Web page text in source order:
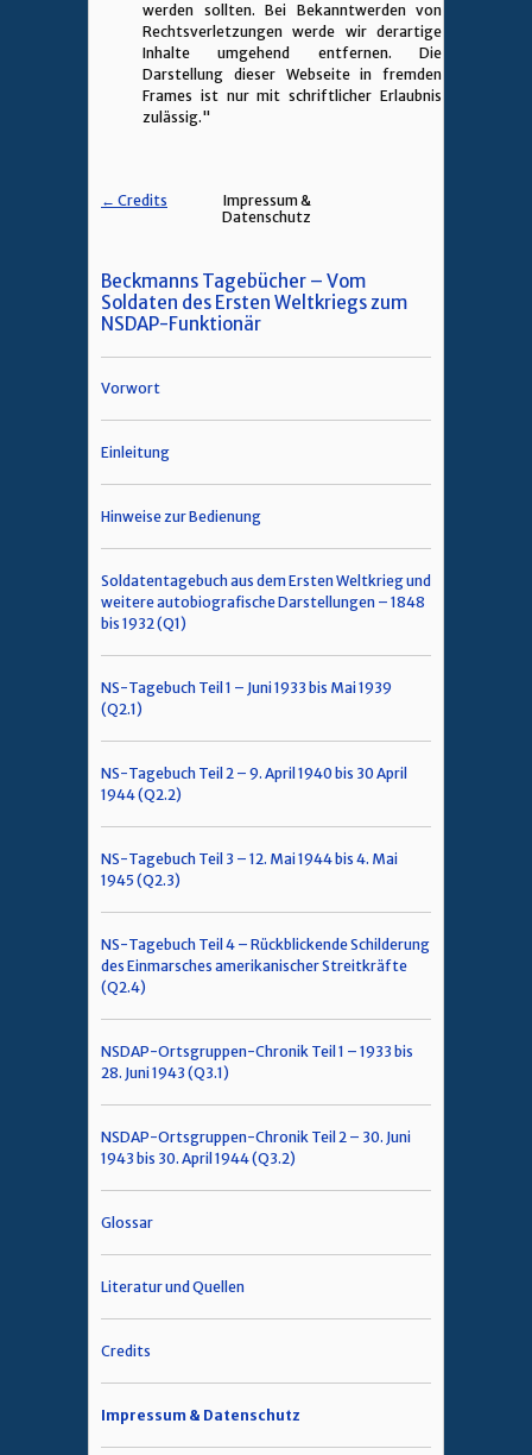
werden sollten. Bei Bekanntwerden von
Rechtsverletzungen werde wir derartige
Inhalte umgehend entfernen. Die
Darstellung dieser Webseite in fremden
Frames ist nur mit schriftlicher Erlaubnis
zulässig."
← Credits
Impressum &
Datenschutz
Beckmanns Tagebücher – Vom
Soldaten des Ersten Weltkriegs zum
NSDAP-Funktionär
Vorwort
Einleitung
Hinweise zur Bedienung
Soldatentagebuch aus dem Ersten Weltkrieg und
weitere autobiografische Darstellungen – 1848
bis 1932 (Q1)
NS-Tagebuch Teil 1 – Juni 1933 bis Mai 1939
(Q2.1)
NS-Tagebuch Teil 2 – 9. April 1940 bis 30 April
1944 (Q2.2)
NS-Tagebuch Teil 3 – 12. Mai 1944 bis 4. Mai
1945 (Q2.3)
NS-Tagebuch Teil 4 – Rückblickende Schilderung
des Einmarsches amerikanischer Streitkräfte
(Q2.4)
NSDAP-Ortsgruppen-Chronik Teil 1 – 1933 bis
28. Juni 1943 (Q3.1)
NSDAP-Ortsgruppen-Chronik Teil 2 – 30. Juni
1943 bis 30. April 1944 (Q3.2)
Glossar
Literatur und Quellen
Credits
Impressum & Datenschutz